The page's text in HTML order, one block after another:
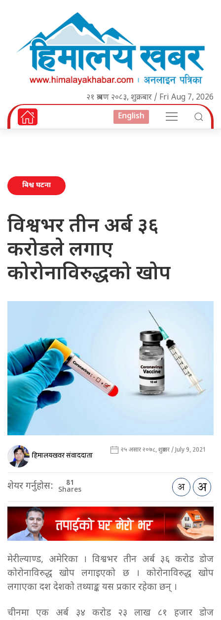
२१ श्रावण २०८३, शुक्रबार / Fri Aug 7, 2026
English
बिश्व घटना
विश्वभर तीन अर्ब ३६
करोडले लगाए
कोरोनाविरुद्धको खोप
हिमालयखवर संवाददाता २५ असार २०७८, शुक्रबार / July 9, 2021
शेयर गर्नुहोस: 81
Shares
मेरील्याण्ड, अमेरिका । विश्वभर तीन अर्ब ३६ करोड डोज
कोरोनाविरुद्ध खोप लगाइएको छ । कोरोनाविरुद्ध खोप
लगाएका दश देशको तथ्याङ्क यस प्रकार रहेका छन् ।
चीनमा एक अर्ब ३४ करोड २३ लाख ८१ हजार डोज